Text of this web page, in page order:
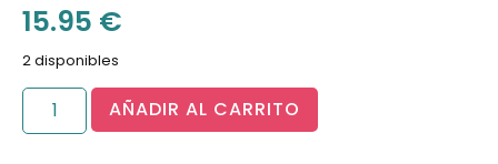
15.95 €
2 disponibles
AÑADIR AL CARRITO